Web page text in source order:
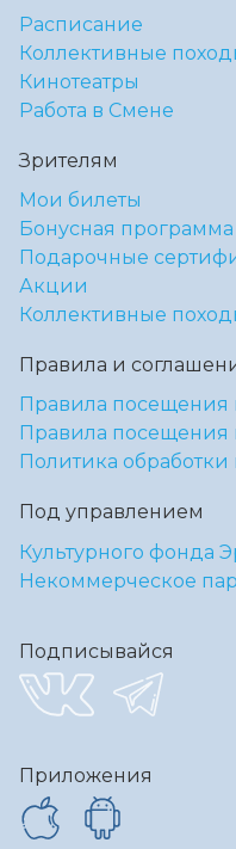
Расписание
Коллективные
Кинотеатры
Работа в Смене
Зрителям
Мои билеты
Бонусная программа
Подарочные
Акции
Коллективные
Правила и
Правила посещения
Правила посещения
Политика
Под управлением
Культурного фонда
Некоммерческое
Подписывайся
Приложения